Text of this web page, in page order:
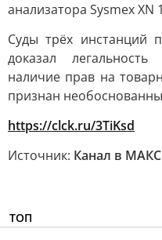
анализатора Sysmex XN
Суды трёх инстанций
доказал
наличие прав на
признан
https://clck.ru/3TiKsd
Источник: Канал в
ТОП